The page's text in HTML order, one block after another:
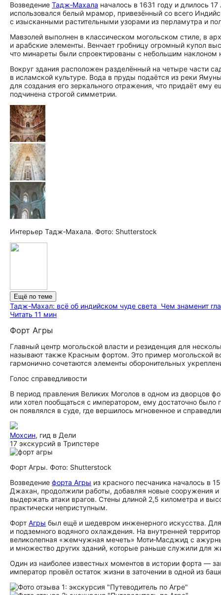
Возведение Тадж‑Махала началось в 1631 году и длилось
использовался белый мрамор, привезённый со всего
с изысканными растительными узорами из перламутра и
Мавзолей выполнен в классическом могольском стиле, в
и арабские элементы. Венчает гробницу огромный купол
что минареты были спроектированы с небольшим
Вокруг здания расположен разделённый на четыре части
в исламской культуре. Вода в пруды подаётся из реки
для создания его зеркального отражения, что придаёт ему
подчинена строгой симметрии.
Интерьер Тадж‑Махала. Фото: Shutterstock
Ещё по теме
Тадж-Махал: всё об индийском чуде света Чем знаменит
Читать 11 мин
Форт Агры
Главный центр могольской власти и резиденция для
называют также Красным фортом. Это пример могольской
гармонично сочетаются элементы оборонительных
Голос справедливости
В период правления Великих Моголов в одном из дворцов
или хотел пообщаться с императором, ему достаточно было
он появлялся в суде, где вершилось мгновенное и
Мохсин, гид в Дели
17 экскурсий в Трипстере
Форт Агры. Фото: Shutterstock
Возведение форта Агры из красного песчаника началось в
Джахан, продолжили работы, добавляя новые сооружения и
выдержать атаки врагов. Стены длиной 2,5 километра и
практически неприступным.
Форт Агры был ещё и шедевром инженерного искусства.
и подземного водяного охлаждения. На внутренней
великолепная «жемчужная мечеть» Моти‑Масджид с
и множество других зданий, которые раньше служили для
Один из наиболее известных моментов в истории форта —
император провёл остаток жизни в заточении в одной из